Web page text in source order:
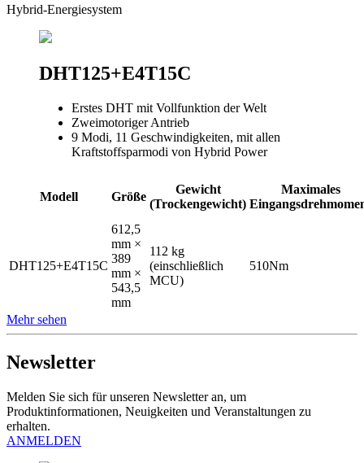
Hybrid-Energiesystem
DHT125+E4T15C
Erstes DHT mit Vollfunktion der Welt
Zweimotoriger Antrieb
9 Modi, 11 Geschwindigkeiten, mit allen
Kraftstoffsparmodi von Hybrid Power
Modell Größe
Gewicht
(Trockengewicht)
Maximales
DHT125+E4T15C
612,5
mm ×
389
mm ×
543,5
mm
112 kg
(einschließlich
MCU)
510Nm
Mehr sehen
Newsletter
Melden Sie sich für unseren Newsletter an, um
Produktinformationen, Neuigkeiten und Veranstaltungen zu
erhalten.
ANMELDEN